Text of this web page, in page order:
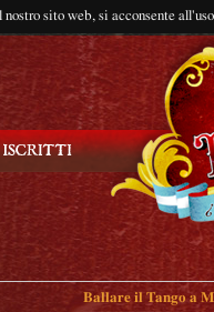
sito web, si acconsente
Ballare il Tango a